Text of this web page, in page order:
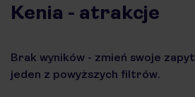
Kenia - atrakcje
Brak wyników - zmień swoje
jeden z powyższych filtrów.